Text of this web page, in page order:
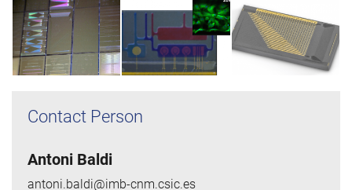
Contact Person
Antoni Baldi
antoni.baldi@imb-cnm.csic.es